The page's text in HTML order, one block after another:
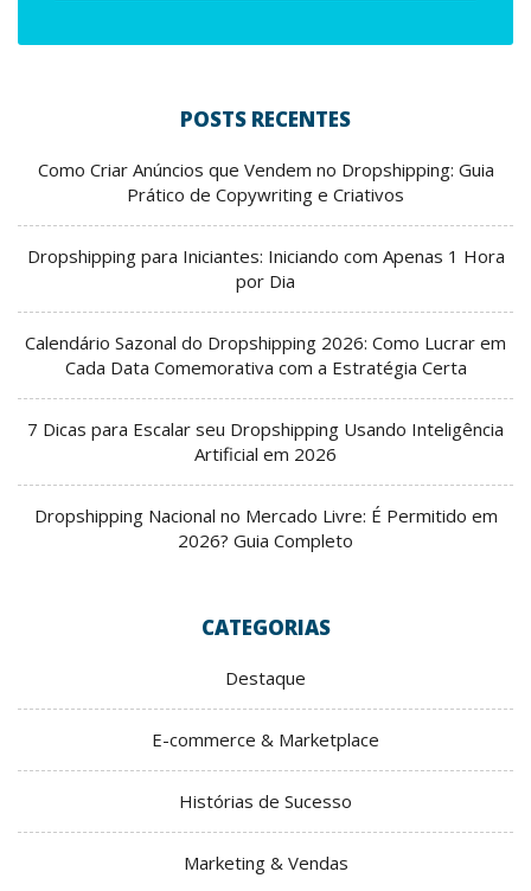
POSTS RECENTES
Como Criar Anúncios que Vendem no Dropshipping: Guia
Prático de Copywriting e Criativos
Dropshipping para Iniciantes: Iniciando com Apenas 1 Hora
por Dia
Calendário Sazonal do Dropshipping 2026: Como Lucrar em
Cada Data Comemorativa com a Estratégia Certa
7 Dicas para Escalar seu Dropshipping Usando Inteligência
Artificial em 2026
Dropshipping Nacional no Mercado Livre: É Permitido em
2026? Guia Completo
CATEGORIAS
Destaque
E-commerce & Marketplace
Histórias de Sucesso
Marketing & Vendas